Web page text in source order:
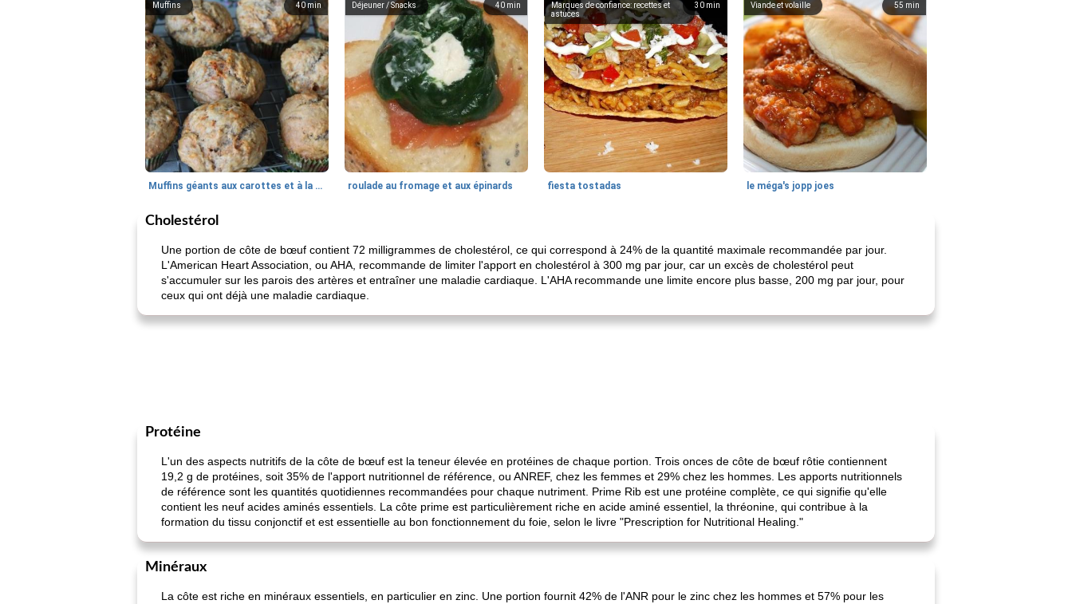
40 min
Muffins
Muffins géants aux carottes et à la banane de Nif
40 min
Déjeuner / Snacks
roulade au fromage et aux épinards
30 min
Marques de confiance: recettes et
astuces
fiesta tostadas
55 min
Viande et volaille
le méga's jopp joes
Cholestérol
Une portion de côte de bœuf contient 72 milligrammes de cholestérol, ce qui correspond à 24% de la quantité maximale recommandée par jour.
L'American Heart Association, ou AHA, recommande de limiter l'apport en cholestérol à 300 mg par jour, car un excès de cholestérol peut
s'accumuler sur les parois des artères et entraîner une maladie cardiaque. L'AHA recommande une limite encore plus basse, 200 mg par jour, pour
ceux qui ont déjà une maladie cardiaque.
Protéine
L'un des aspects nutritifs de la côte de bœuf est la teneur élevée en protéines de chaque portion. Trois onces de côte de bœuf rôtie contiennent
19,2 g de protéines, soit 35% de l'apport nutritionnel de référence, ou ANREF, chez les femmes et 29% chez les hommes. Les apports nutritionnels
de référence sont les quantités quotidiennes recommandées pour chaque nutriment. Prime Rib est une protéine complète, ce qui signifie qu'elle
contient les neuf acides aminés essentiels. La côte prime est particulièrement riche en acide aminé essentiel, la thréonine, qui contribue à la
formation du tissu conjonctif et est essentielle au bon fonctionnement du foie, selon le livre "Prescription for Nutritional Healing."
Minéraux
La côte est riche en minéraux essentiels, en particulier en zinc. Une portion fournit 42% de l'ANR pour le zinc chez les hommes et 57% pour les